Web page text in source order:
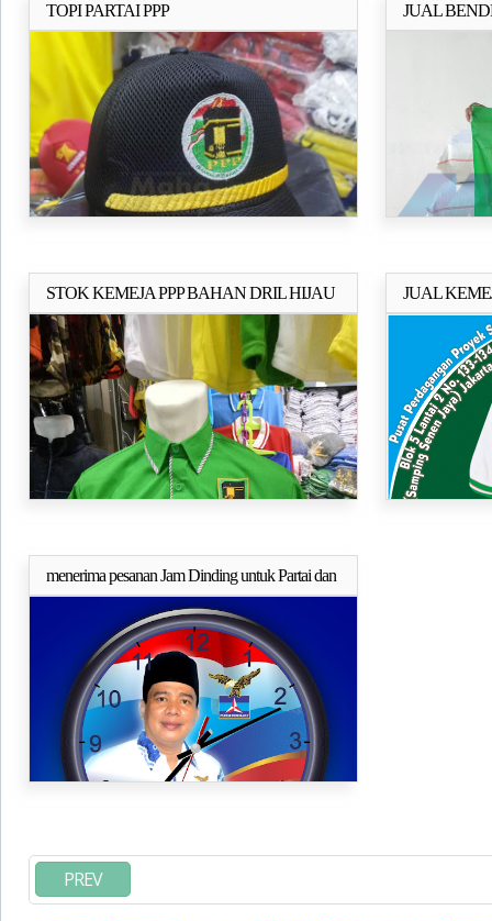
TOPI PARTAI PPP
JUAL
STOK KEMEJA PPP BAHAN DRIL HIJAU
SALUR
Selengkapnya..
JUAL
PARTAI
menerima pesanan Jam Dinding untuk Partai dan
pilkada
Selengkapnya..
PREV